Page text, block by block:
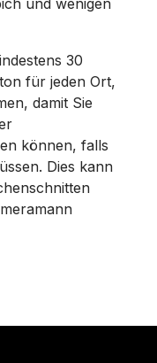
und wenigen
30
für jeden Ort,
damit Sie
können, falls
Dies kann